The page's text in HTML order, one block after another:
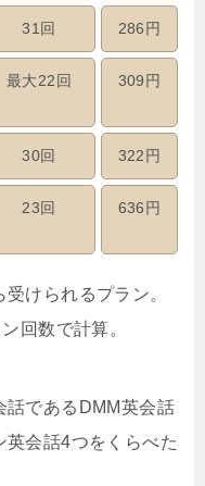
31回 286円
最大22回 309円
30回 322円
23回 636円
けられるプラン。
回数で計算。
話であるDMM英会話
英会話4つをくらべた